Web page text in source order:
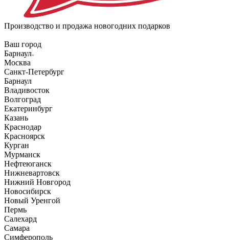
Производство и продажа новогодних подарков
Ваш город
Барнаул
Москва
Санкт-Петербург
Барнаул
Владивосток
Волгоград
Екатеринбург
Казань
Краснодар
Красноярск
Курган
Мурманск
Нефтеюганск
Нижневартовск
Нижний Новгород
Новосибирск
Новый Уренгой
Пермь
Салехард
Самара
Симферополь